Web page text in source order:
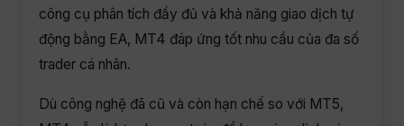
công cụ phân tích đầy đủ và khả năng giao dịch tự
động bằng EA, MT4 đáp ứng tốt nhu cầu của đa số
trader cá nhân.
Dù công nghệ đã cũ và còn hạn chế so với MT5,